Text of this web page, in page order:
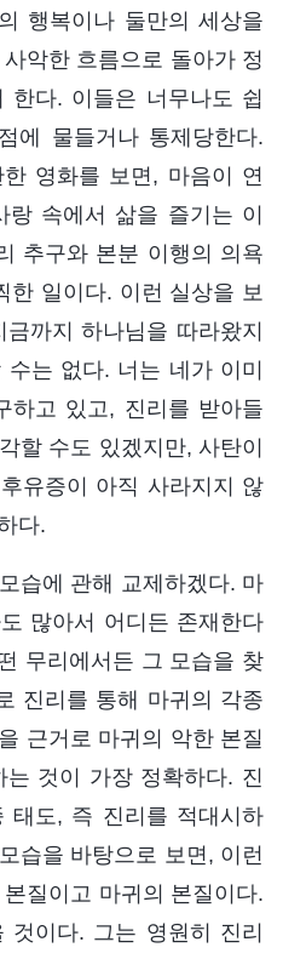
행복이나 둘만의 세상을
악한 흐름으로 돌아가 정
한다. 이들은 너무나도 쉽
에 물들거나 통제당한다.
영화를 보면, 마음이 연
랑 속에서 삶을 즐기는 이
추구와 본분 이행의 의욕
한 일이다. 이런 실상을 보
까지 하나님을 따라왔지
는 없다. 너는 네가 이미
하고 있고, 진리를 받아들
할 수도 있겠지만, 사탄이
유증이 아직 사라지지 않
다.
습에 관해 교제하겠다. 마
많아서 어디든 존재한다
무리에서든 그 모습을 찾
진리를 통해 마귀의 각종
근거로 마귀의 악한 본질
것이 가장 정확하다. 진
태도, 즉 진리를 적대시하
습을 바탕으로 보면, 이런
질이고 마귀의 본질이다.
것이다. 그는 영원히 진리